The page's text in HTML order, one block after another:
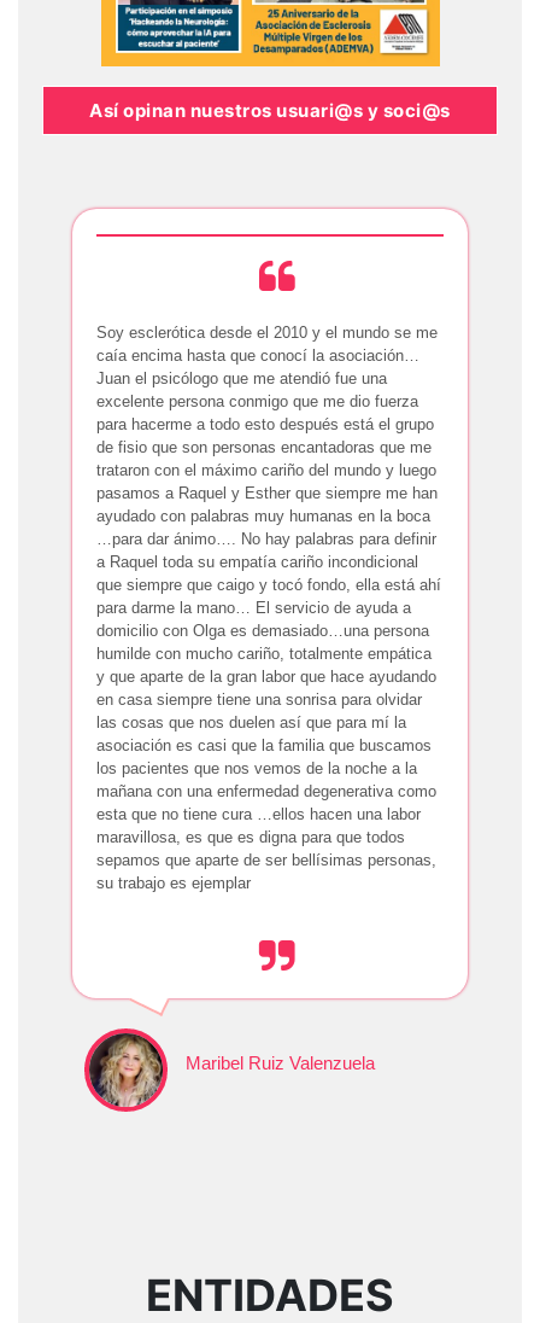
Así opinan nuestros usuari@s y soci@s
Soy esclerótica desde el 2010 y el mundo se me
caía encima hasta que conocí la asociación…
Juan el psicólogo que me atendió fue una
excelente persona conmigo que me dio fuerza
para hacerme a todo esto después está el grupo
de fisio que son personas encantadoras que me
trataron con el máximo cariño del mundo y luego
pasamos a Raquel y Esther que siempre me han
ayudado con palabras muy humanas en la boca
…para dar ánimo…. No hay palabras para definir
a Raquel toda su empatía cariño incondicional
que siempre que caigo y tocó fondo, ella está ahí
para darme la mano… El servicio de ayuda a
domicilio con Olga es demasiado…una persona
humilde con mucho cariño, totalmente empática
y que aparte de la gran labor que hace ayudando
en casa siempre tiene una sonrisa para olvidar
las cosas que nos duelen así que para mí la
asociación es casi que la familia que buscamos
los pacientes que nos vemos de la noche a la
mañana con una enfermedad degenerativa como
esta que no tiene cura …ellos hacen una labor
maravillosa, es que es digna para que todos
sepamos que aparte de ser bellísimas personas,
su trabajo es ejemplar
Maribel Ruiz Valenzuela
ENTIDADES